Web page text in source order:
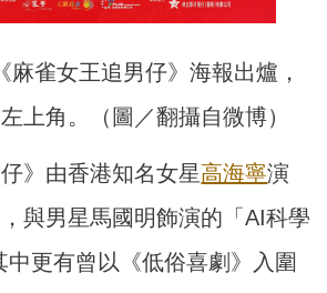
雀女王追男仔》海報出爐，
上角。（圖／翻攝自微博）
》由香港知名女星高海寧演
與男星馬國明飾演的「AI科學
中更有曾以《低俗喜劇》入圍